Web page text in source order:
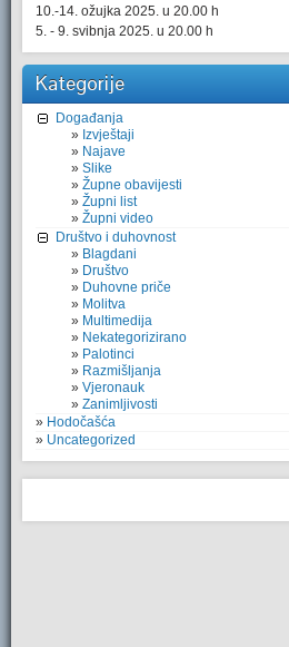
10.-14. ožujka 2025. u 20.00 h
5. - 9. svibnja 2025. u 20.00 h
Kategorije
Događanja
Izvještaji
Najave
Slike
Župne obavijesti
Župni list
Župni video
Društvo i duhovnost
Blagdani
Društvo
Duhovne priče
Molitva
Multimedija
Nekategorizirano
Palotinci
Razmišljanja
Vjeronauk
Zanimljivosti
Hodočašća
Uncategorized